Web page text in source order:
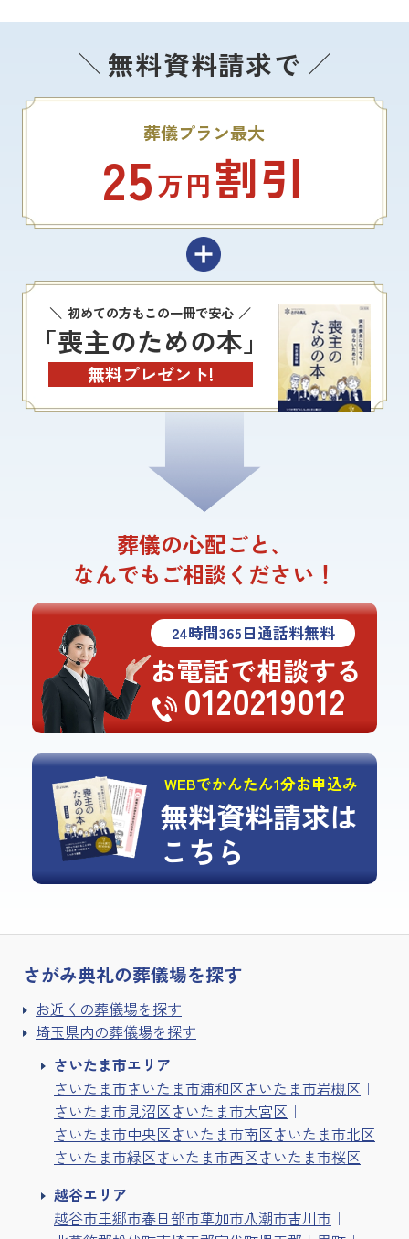
無料資料請求で
葬儀プラン最大
25万円割引
初めての方もこの一冊で安心
「喪主のための本」
無料プレゼント!
葬儀の心配ごと、
なんでもご相談ください！
24時間365日通話料無料
お電話で相談する
0120219012
WEBでかんたん1分お申込み
無料資料請求は
こちら
さがみ典礼の葬儀場を探す
お近くの葬儀場を探す
埼玉県内の葬儀場を探す
さいたま市エリア
さいたま市さいたま市浦和区さいたま市岩槻区
さいたま市見沼区さいたま市大宮区
さいたま市中央区さいたま市南区さいたま市北区
さいたま市緑区さいたま市西区さいたま市桜区
越谷エリア
越谷市三郷市春日部市草加市八潮市吉川市